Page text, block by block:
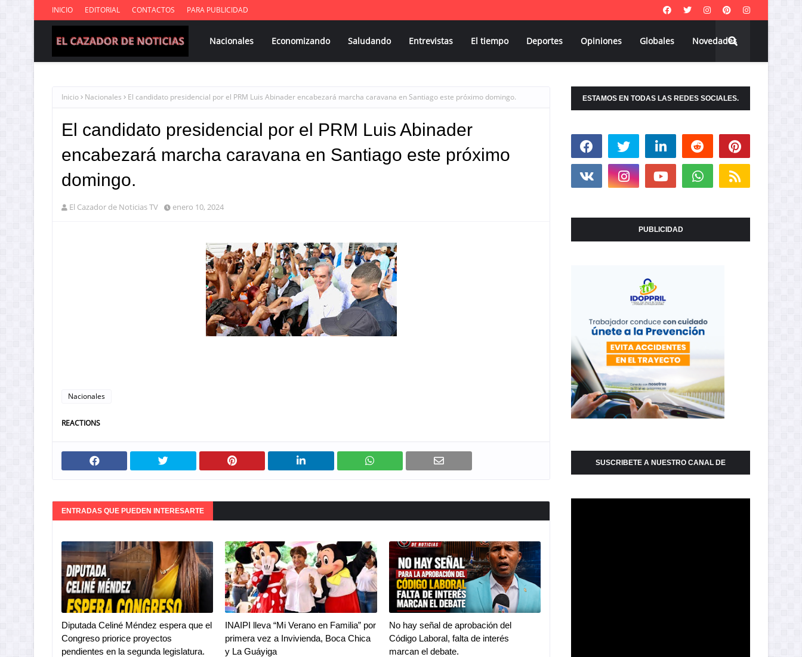
INICIO EDITORIAL CONTACTOS PARA PUBLICIDAD
Nacionales Economizando Saludando Entrevistas El tiempo Deportes Opiniones Globales Novedades
Inicio Nacionales El candidato presidencial por el PRM Luis Abinader encabezará marcha caravana en Santiago este próximo domingo.
El candidato presidencial por el PRM Luis Abinader
encabezará marcha caravana en Santiago este próximo
domingo.
El Cazador de Noticias TV enero 10, 2024
Nacionales
REACTIONS
ENTRADAS QUE PUEDEN INTERESARTE
Diputada Celiné Méndez espera que el
Congreso priorice proyectos
pendientes en la segunda legislatura.
INAIPI lleva “Mi Verano en Familia” por
primera vez a Invivienda, Boca Chica
y La Guáyiga
No hay señal de aprobación del
Código Laboral, falta de interés
marcan el debate.
ESTAMOS EN TODAS LAS REDES SOCIALES.
PUBLICIDAD
SUSCRIBETE A NUESTRO CANAL DE